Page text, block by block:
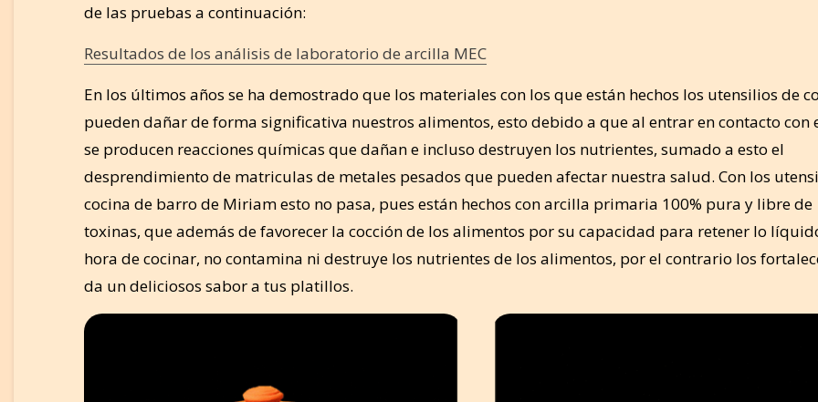
de las pruebas a continuación:
Resultados de los análisis de laboratorio de arcilla MEC
En los últimos años se ha demostrado que los materiales con los que están hechos los utensilios de
pueden dañar de forma significativa nuestros alimentos, esto debido a que al entrar en contacto con
se producen reacciones químicas que dañan e incluso destruyen los nutrientes, sumado a esto el
desprendimiento de matriculas de metales pesados que pueden afectar nuestra salud. Con los
cocina de barro de Miriam esto no pasa, pues están hechos con arcilla primaria 100% pura y libre de
toxinas, que además de favorecer la cocción de los alimentos por su capacidad para retener lo
hora de cocinar, no contamina ni destruye los nutrientes de los alimentos, por el contrario los
da un deliciosos sabor a tus platillos.